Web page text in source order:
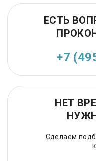
ЕСТЬ
+7
НЕТ
Сделаем